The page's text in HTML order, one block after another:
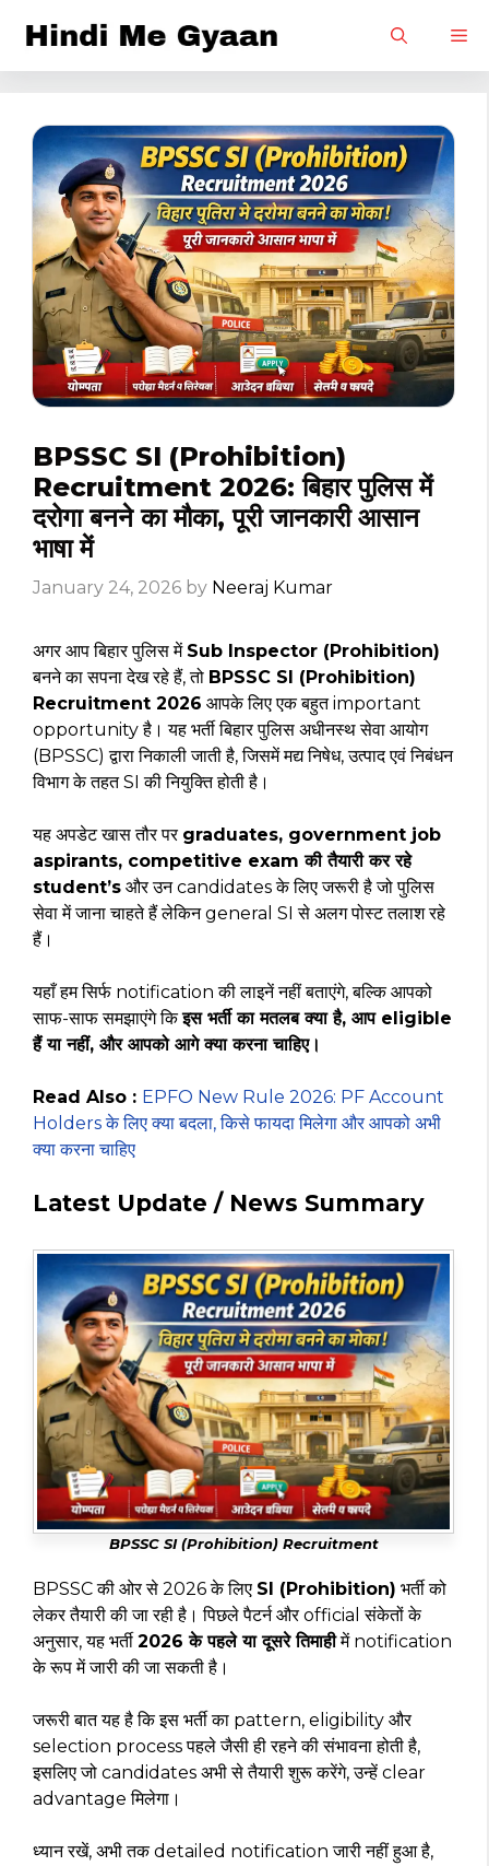
BPSSC SI (Prohibition)
Recruitment 2026: बिहार पुलिस में
दरोगा बनने का मौका, पूरी जानकारी आसान
भाषा में
January 24, 2026 by Neeraj Kumar
अगर आप बिहार पुलिस में Sub Inspector (Prohibition)
बनने का सपना देख रहे हैं, तो BPSSC SI (Prohibition)
Recruitment 2026 आपके लिए एक बहुत important
opportunity है। यह भर्ती बिहार पुलिस अधीनस्थ सेवा आयोग
(BPSSC) द्वारा निकाली जाती है, जिसमें मद्य निषेध, उत्पाद एवं निबंधन
विभाग के तहत SI की नियुक्ति होती है।
यह अपडेट खास तौर पर graduates, government job
aspirants, competitive exam की तैयारी कर रहे
student’s और उन candidates के लिए जरूरी है जो पुलिस
सेवा में जाना चाहते हैं लेकिन general SI से अलग पोस्ट तलाश रहे
हैं।
यहाँ हम सिर्फ notification की लाइनें नहीं बताएंगे, बल्कि आपको
साफ-साफ समझाएंगे किइस भर्ती का मतलब क्या है, आप eligible
हैं या नहीं, और आपको आगे क्या करना चाहिए।
Read Also : EPFO New Rule 2026: PF Account
Holders के लिए क्या बदला, किसे फायदा मिलेगा और आपको अभी
क्या करना चाहिए
Latest Update / News Summary
BPSSC SI (Prohibition) Recruitment
BPSSC की ओर से 2026 के लिए SI (Prohibition) भर्ती को
लेकर तैयारी की जा रही है। पिछले पैटर्न और official संकेतों के
अनुसार, यह भर्ती 2026 के पहले या दूसरे तिमाहीमें notification
के रूप में जारी की जा सकती है।
जरूरी बात यह है कि इस भर्ती का pattern, eligibility और
selection process पहले जैसी ही रहने की संभावना होती है,
इसलिए जो candidates अभी से तैयारी शुरू करेंगे, उन्हें clear
advantage मिलेगा।
ध्यान रखें, अभी तक detailed notification जारी नहीं हुआ है,